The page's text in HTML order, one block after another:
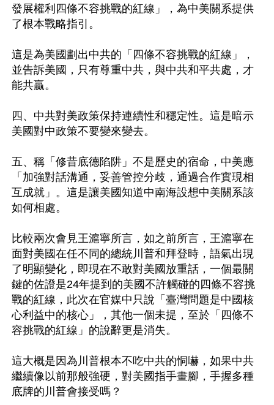
發展權利四條不容挑戰的紅線」，為中美關系提供
了根本戰略指引。
這是為美國劃出中共的「四條不容挑戰的紅線」，
並告訴美國，只有尊重中共，與中共和平共處，才
能共贏。
四、中共對美政策保持連續性和穩定性。這是暗示
美國對中政策不要變來變去。
五、稱「修昔底德陷阱」不是歷史的宿命，中美應
「加強對話溝通，妥善管控分歧，通過合作實現相
互成就」。這是讓美國知道中南海設想中美關系該
如何相處。
比較兩次會見王滬寧所言，如之前所言，王滬寧在
面對美國在任不同的總統川普和拜登時，語氣出現
了明顯變化，即現在不敢對美國放重話，一個最關
鍵的佐證是24年提到的美國不許觸碰的四條不容挑
戰的紅線，此次在官媒中只說「臺灣問題是中國核
心利益中的核心」，其他一個未提，至於「四條不
容挑戰的紅線」的說辭更是消失。
這大概是因為川普根本不吃中共的恫嚇，如果中共
繼續像以前那般強硬，對美國指手畫腳，手握多種
底牌的川普會接受嗎？